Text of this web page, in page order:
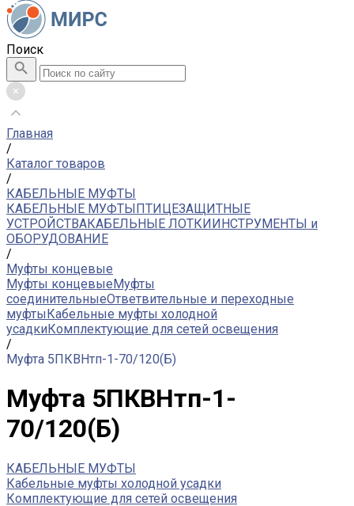
Поиск
Главная
/
Каталог товаров
/
КАБЕЛЬНЫЕ МУФТЫ
КАБЕЛЬНЫЕ МУФТЫПТИЦЕЗАЩИТНЫЕ
УСТРОЙСТВАКАБЕЛЬНЫЕ ЛОТКИИНСТРУМЕНТЫ и
ОБОРУДОВАНИЕ
/
Муфты концевые
Муфты концевыеМуфты
соединительныеОтветвительные и переходные
муфтыКабельные муфты холодной
усадкиКомплектующие для сетей освещения
/
Муфта 5ПКВНтп-1-70/120(Б)
Муфта 5ПКВНтп-1-
70/120(Б)
КАБЕЛЬНЫЕ МУФТЫ
Кабельные муфты холодной усадки
Комплектующие для сетей освещения